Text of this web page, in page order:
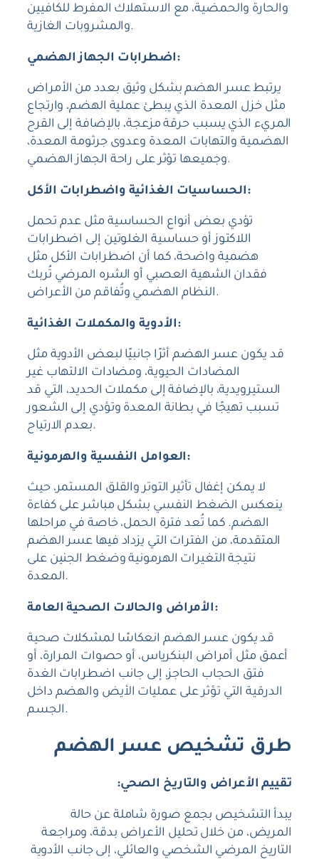
والحارة والحمضية، مع الاستهلاك المفرط للكافيين
والمشروبات الغازية.
اضطرابات الجهاز الهضمي:
يرتبط عسر الهضم بشكل وثيق بعدد من الأمراض
مثل خزل المعدة الذي يبطئ عملية الهضم، وارتجاع
المريء الذي يسبب حرقة مزعجة، بالإضافة إلى القرح
الهضمية والتهابات المعدة وعدوى جرثومة المعدة،
وجميعها تؤثر على راحة الجهاز الهضمي.
الحساسيات الغذائية واضطرابات الأكل:
تؤدي بعض أنواع الحساسية مثل عدم تحمل
اللاكتوز أو حساسية الغلوتين إلى اضطرابات
هضمية واضحة، كما أن اضطرابات الأكل مثل
فقدان الشهية العصبي أو الشره المرضي تُربك
النظام الهضمي وتُفاقم من الأعراض.
الأدوية والمكملات الغذائية:
قد يكون عسر الهضم أثرًا جانبيًا لبعض الأدوية مثل
المضادات الحيوية، ومضادات الالتهاب غير
الستيرويدية، بالإضافة إلى مكملات الحديد، التي قد
تسبب تهيجًا في بطانة المعدة وتؤدي إلى الشعور
بعدم الارتياح.
العوامل النفسية والهرمونية:
لا يمكن إغفال تأثير التوتر والقلق المستمر، حيث
ينعكس الضغط النفسي بشكل مباشر على كفاءة
الهضم. كما تُعد فترة الحمل، خاصة في مراحلها
المتقدمة، من الفترات التي يزداد فيها عسر الهضم
نتيجة التغيرات الهرمونية وضغط الجنين على
المعدة.
الأمراض والحالات الصحية العامة:
قد يكون عسر الهضم انعكاسًا لمشكلات صحية
أعمق مثل أمراض البنكرياس، أو حصوات المرارة، أو
فتق الحجاب الحاجز، إلى جانب اضطرابات الغدة
الدرقية التي تؤثر على عمليات الأيض والهضم داخل
الجسم.
طرق تشخيص عسر الهضم
تقييم الأعراض والتاريخ الصحي:
يبدأ التشخيص بجمع صورة شاملة عن حالة
المريض، من خلال تحليل الأعراض بدقة، ومراجعة
التاريخ المرضي الشخصي والعائلي، إلى جانب الأدوية